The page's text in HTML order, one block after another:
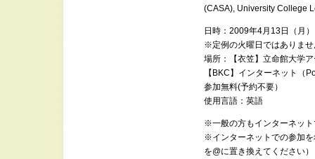
(CASA), University College
日時：2009年4月13日（月
※定例の火曜日ではありま
場所：【衣笠】立命館大学
【BKC】インターネット（
参加無料(予約不要）
使用言語：英語
※一般の方もインターネッ
※インターネットでの参加
を@に置き換えてください